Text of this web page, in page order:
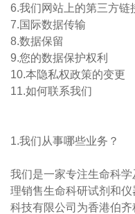
6.我们网站上的第三方链
7.国际数据传输
8.数据保留
9.您的数据保护权利
10.本隐私权政策的变更
11.如何联系我们
1.我们从事哪些业务？
我们是一家专注生命科
理销售生命科研试剂和
科技有限公司为香港伯